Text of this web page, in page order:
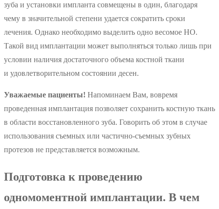
зуба и установки импланта совмещены в один, благодаря
чему в значительной степени удается сократить сроки
лечения. Однако необходимо выделить одно весомое НО.
Такой вид имплантации может выполняться только лишь при
условии наличия достаточного объема костной ткани
и удовлетворительном состоянии десен.
Уважаемые пациенты! Напоминаем Вам, вовремя
проведенная имплантация позволяет сохранить костную ткань
в области восстановленного зуба. Говорить об этом в случае
использования съемных или частично-съемных зубных
протезов не представляется возможным.
Подготовка к проведению
одномоментной имплантации. В чем